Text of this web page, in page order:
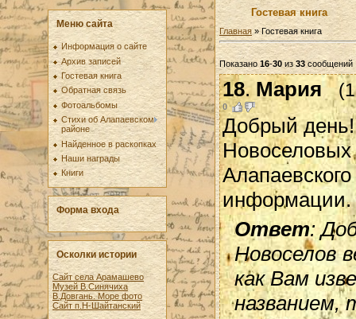
Меню сайта
Информация о сайте
Архив записей
Гостевая книга
Обратная связь
Фотоальбомы
Стихи об Алапаевском
районе
Найденное в раскопках
Наши награды
Книги
Форма входа
Осколки истории
Сайт села Арамашево
Музей В.Синячиха
В.Довгань. Море фото
Сайт п.Н-Шайтанский
Гостевая книга
Главная»Гостевая книга
Показано 16-30из33 сообщений
18. Мария
0
Добрый
информации.
Ответ:
Новоселов
как Вам
названием,